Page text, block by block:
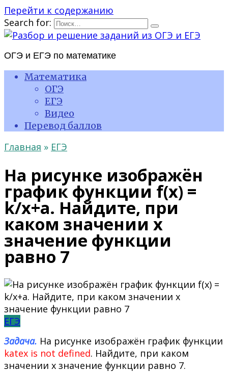
Перейти к содержанию
Search for:
ОГЭ и ЕГЭ по математике
Математика
ОГЭ
ЕГЭ
Видео
Перевод баллов
Главная » ЕГЭ
На рисунке изображён
график функции f(x) =
k/x+a. Найдите, при
каком значении x
значение функции
равно 7
ЕГЭ
Задача. На рисунке изображён график функции
katex is not defined. Найдите, при каком
значении x значение функции равно 7.